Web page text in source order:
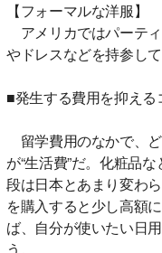
【フォーマルな洋服】
アメリカではパーテ
やドレスなどを持参して
■発生する費用を抑える
留学費用のなかで、
が“生活費”だ。化粧品
段は日本とあまり変わ
を購入すると少し高額
ば、自分が使いたい日
う。